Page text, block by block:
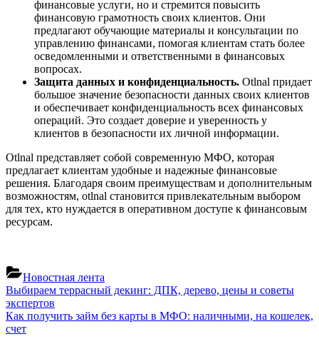
финансовые услуги, но и стремится повысить
финансовую грамотность своих клиентов. Они
предлагают обучающие материалы и консультации по
управлению финансами, помогая клиентам стать более
осведомленными и ответственными в финансовых
вопросах.
Защита данных и конфиденциальность. Otlnal придает
большое значение безопасности данных своих клиентов
и обеспечивает конфиденциальность всех финансовых
операций. Это создает доверие и уверенность у
клиентов в безопасности их личной информации.
Otlnal представляет собой современную МФО, которая
предлагает клиентам удобные и надежные финансовые
решения. Благодаря своим преимуществам и дополнительным
возможностям, otlnal становится привлекательным выбором
для тех, кто нуждается в оперативном доступе к финансовым
ресурсам.
Новостная лента
Навигация
по
записям
Previous
Post:
Выбираем террасный декинг: ДПК, дерево, цены и советы
экспертов
Next
Post:
Как получить займ без карты в МФО: наличными, на кошелек,
счет